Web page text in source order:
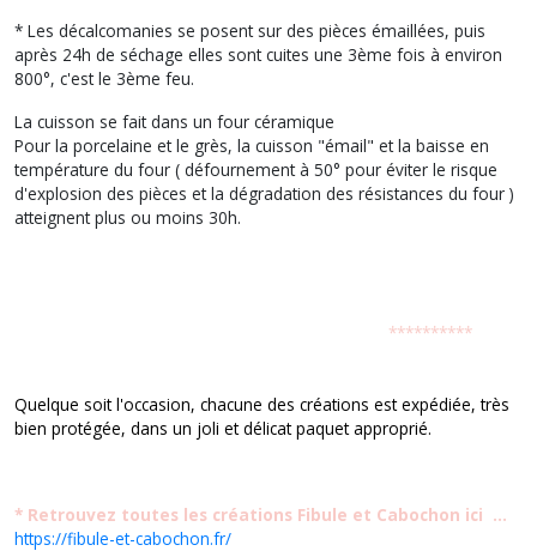
* Les décalcomanies se posent sur des pièces émaillées, puis
après 24h de séchage elles sont cuites une 3ème fois à environ
800°, c'est le 3ème feu.
La cuisson se fait dans un four céramique
Pour la porcelaine et le grès, la cuisson "émail" et la baisse en
température du four ( défournement à 50° pour éviter le risque
d'explosion des pièces et la dégradation des résistances du four )
atteignent plus ou moins 30h.
**********
Quelque soit l'occasion, chacune des créations est expédiée, très
bien protégée, dans un joli et délicat paquet approprié.
* Retrouvez toutes les créations Fibule et Cabochon ici ...
https://fibule-et-cabochon.fr/